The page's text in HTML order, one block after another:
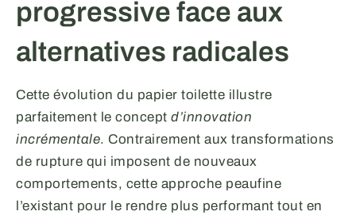
progressive face aux
alternatives radicales
Cette évolution du papier toilette illustre
parfaitement le concept d’innovation
incrémentale. Contrairement aux transformations
de rupture qui imposent de nouveaux
comportements, cette approche peaufine
l’existant pour le rendre plus performant tout en